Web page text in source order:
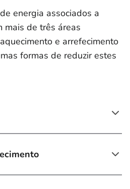
energia associados a
mais de três áreas
e arrefecimento
formas de reduzir estes